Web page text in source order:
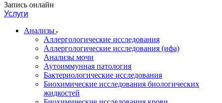
Запись онлайн
Услуги
Анализы
Аллергологические исследования
Аллергологические исследования (ифа)
Анализы мочи
Аутоиммунная патология
Бактериологические исследования
Биохимические исследования биологических
жидкостей